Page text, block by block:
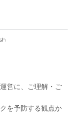
営に、ご理解・ご
を予防する観点か